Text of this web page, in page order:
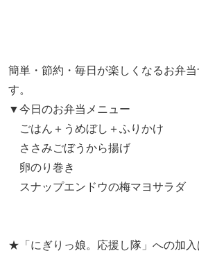
簡単・節約・毎日が楽しくなるお弁当
す。
▼今日のお弁当メニュー
ごはん＋うめぼし＋ふりかけ
ささみごぼうから揚げ
卵のり巻き
スナップエンドウの梅マヨサラダ
★「にぎりっ娘。応援し隊」への加入